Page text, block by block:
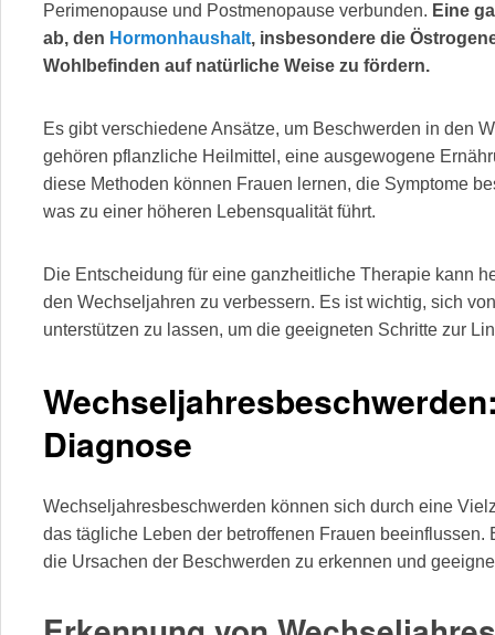
Perimenopause und Postmenopause verbunden. Eine
ab, den Hormonhaushalt, insbesondere die
Wohlbefinden auf natürliche Weise zu fördern.
Es gibt verschiedene Ansätze, um Beschwerden in den
gehören pflanzliche Heilmittel, eine ausgewogene
diese Methoden können Frauen lernen, die Symptome
was zu einer höheren Lebensqualität führt.
Die Entscheidung für eine ganzheitliche Therapie kann
den Wechseljahren zu verbessern. Es ist wichtig, sich
unterstützen zu lassen, um die geeigneten Schritte zur
Diagnose
Wechseljahresbeschwerden können sich durch eine
das tägliche Leben der betroffenen Frauen
die Ursachen der Beschwerden zu erkennen und